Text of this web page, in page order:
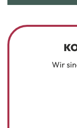
Wir